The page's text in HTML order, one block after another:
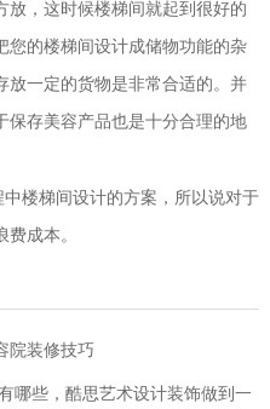
，这时候楼梯间就起到很好的
您的楼梯间设计成储物功能的杂
放一定的货物是非常合适的。并
保存美容产品也是十分合理的地
中楼梯间设计的方案，所以说对于
成本。
院装修技巧
哪些，酷思艺术设计装饰做到一